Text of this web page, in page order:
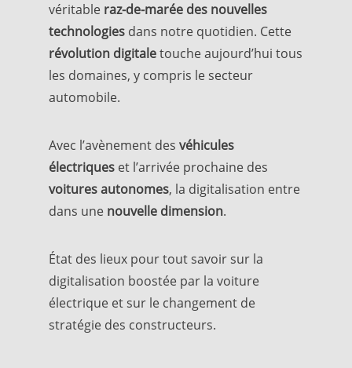
véritable raz-de-marée des nouvelles
technologies dans notre quotidien. Cette
révolution digitaletouche aujourd’hui tous
les domaines, y compris le secteur
automobile.
Avec l’avènement desvéhicules
électriques et l’arrivée prochaine des
voitures autonomes, la digitalisation entre
dans une nouvelle dimension.
État des lieux pour tout savoir sur la
digitalisation boostée par la voiture
électrique et sur le changement de
stratégie des constructeurs.